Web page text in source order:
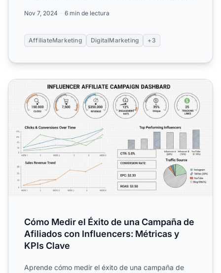
Nov 7, 2024 6 min de lectura
AffiliateMarketing DigitalMarketing +3
Cómo Medir el Éxito de una Campaña de Afiliados con
Cómo Medir el Éxito de una Campaña de
Afiliados con Influencers: Métricas y
KPIs Clave
Aprende cómo medir el éxito de una campaña de